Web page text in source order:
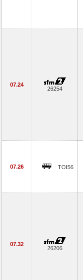
07.24
26254
07.26 TOI56
07.32
26206